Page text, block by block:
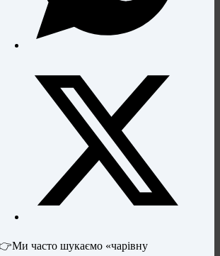
часто шукаємо «чарівну